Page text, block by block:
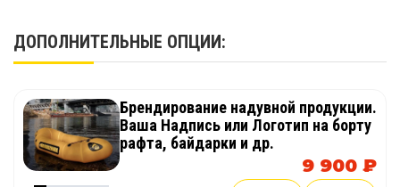
ДОПОЛНИТЕЛЬНЫЕ ОПЦИИ:
Брендирование надувной продукции.
Ваша Надпись или Логотип на борту
рафта, байдарки и др.
9 900 ₽